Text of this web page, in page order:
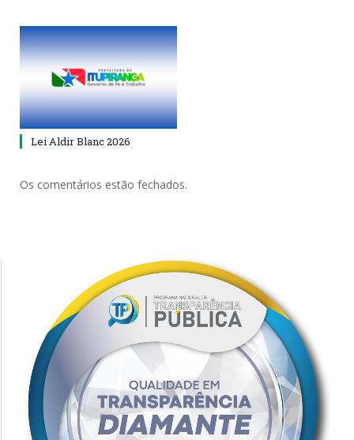
Lei Aldir Blanc 2026
Os comentários estão fechados.